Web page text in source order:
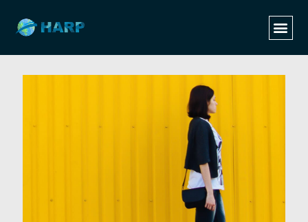
Categories Show all